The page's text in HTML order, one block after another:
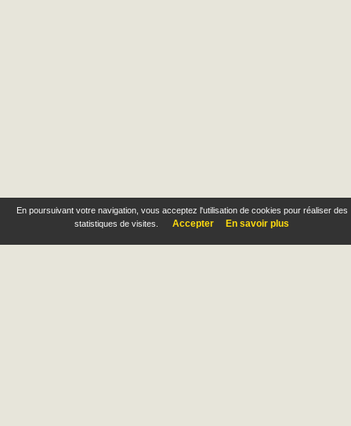
En poursuivant votre navigation, vous acceptez l'utilisation de cookies pour réaliser des
statistiques de visites.
Accepter En savoir plus